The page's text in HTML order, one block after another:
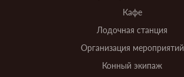
Кафе
Лодочная станция
Организация мероприятий
Конный экипаж